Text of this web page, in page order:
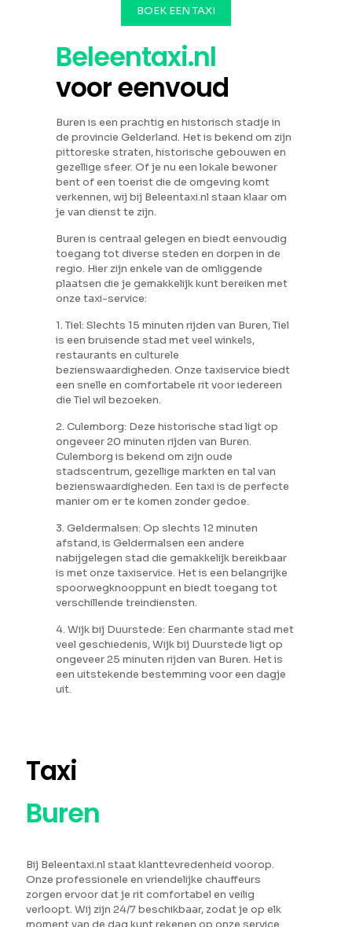
BOEK EEN TAXI
Beleentaxi.nl
voor eenvoud
Buren is een prachtig en historisch stadje in
de provincie Gelderland. Het is bekend om zijn
pittoreske straten, historische gebouwen en
gezellige sfeer. Of je nu een lokale bewoner
bent of een toerist die de omgeving komt
verkennen, wij bij Beleentaxi.nl staan klaar om
je van dienst te zijn.
Buren is centraal gelegen en biedt eenvoudig
toegang tot diverse steden en dorpen in de
regio. Hier zijn enkele van de omliggende
plaatsen die je gemakkelijk kunt bereiken met
onze taxi-service:
1. Tiel: Slechts 15 minuten rijden van Buren, Tiel
is een bruisende stad met veel winkels,
restaurants en culturele
bezienswaardigheden. Onze taxiservice biedt
een snelle en comfortabele rit voor iedereen
die Tiel wil bezoeken.
2. Culemborg: Deze historische stad ligt op
ongeveer 20 minuten rijden van Buren.
Culemborg is bekend om zijn oude
stadscentrum, gezellige markten en tal van
bezienswaardigheden. Een taxi is de perfecte
manier om er te komen zonder gedoe.
3. Geldermalsen: Op slechts 12 minuten
afstand, is Geldermalsen een andere
nabijgelegen stad die gemakkelijk bereikbaar
is met onze taxiservice. Het is een belangrijke
spoorwegknooppunt en biedt toegang tot
verschillende treindiensten.
4. Wijk bij Duurstede: Een charmante stad met
veel geschiedenis, Wijk bij Duurstede ligt op
ongeveer 25 minuten rijden van Buren. Het is
een uitstekende bestemming voor een dagje
uit.
Taxi
Buren
Bij Beleentaxi.nl staat klanttevredenheid voorop.
Onze professionele en vriendelijke chauffeurs
zorgen ervoor dat je rit comfortabel en veilig
verloopt. Wij zijn 24/7 beschikbaar, zodat je op elk
moment van de dag kunt rekenen op onze service.